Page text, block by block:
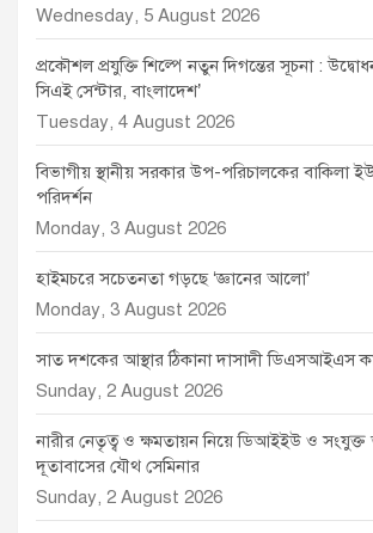
Wednesday, 5 August 2026
প্রকৌশল প্রযুক্তি শিল্পে নতুন দিগন্তের সূচনা :
সিএই সেন্টার, বাংলাদেশ’
Tuesday, 4 August 2026
বিভাগীয় স্থানীয় সরকার উপ-পরিচালকের বাকিলা
পরিদর্শন
Monday, 3 August 2026
হাইমচরে সচেতনতা গড়ছে ‘জ্ঞানের আলো’
Monday, 3 August 2026
সাত দশকের আস্থার ঠিকানা দাসাদী ডিএসআইএস
Sunday, 2 August 2026
নারীর নেতৃত্ব ও ক্ষমতায়ন নিয়ে ডিআইইউ ও
দূতাবাসের যৌথ সেমিনার
Sunday, 2 August 2026